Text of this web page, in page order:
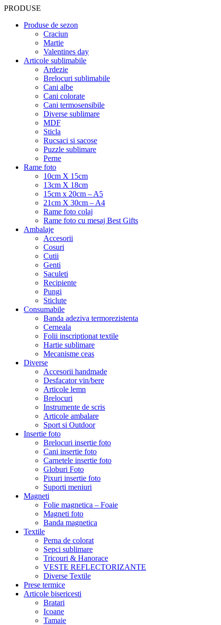
PRODUSE
Produse de sezon
Craciun
Martie
Valentines day
Articole sublimabile
Ardezie
Brelocuri sublimabile
Cani albe
Cani colorate
Cani termosensibile
Diverse sublimare
MDF
Sticla
Rucsaci si sacose
Puzzle sublimare
Perne
Rame foto
10cm X 15cm
13cm X 18cm
15cm x 20cm – A5
21cm X 30cm – A4
Rame foto colaj
Rame foto cu mesaj Best Gifts
Ambalaje
Accesorii
Cosuri
Cutii
Genti
Saculeti
Recipiente
Pungi
Sticlute
Consumabile
Banda adeziva termorezistenta
Cerneala
Folii inscriptionat textile
Hartie sublimare
Mecanisme ceas
Diverse
Accesorii handmade
Desfacator vin/bere
Articole lemn
Brelocuri
Instrumente de scris
Articole ambalare
Sport si Outdoor
Insertie foto
Brelocuri insertie foto
Cani insertie foto
Carnetele insertie foto
Globuri Foto
Pixuri insertie foto
Suporti meniuri
Magneti
Folie magnetica – Foaie
Magneti foto
Banda magnetica
Textile
Perna de colorat
Sepci sublimare
Tricouri & Hanorace
VESTE REFLECTORIZANTE
Diverse Textile
Prese termice
Articole bisericesti
Bratari
Icoane
Tamaie